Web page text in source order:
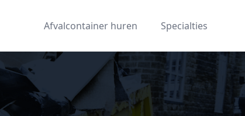
Afvalcontainer huren Specialties